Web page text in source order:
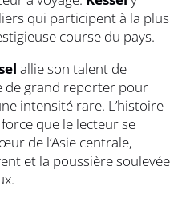
qui participent à la plus
course du pays.
allie son talent de
de grand reporter pour
intensité rare. L’histoire
que le lecteur se
de l’Asie centrale,
et la poussière soulevée